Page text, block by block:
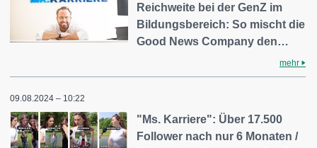
Reichweite bei der GenZ im
Bildungsbereich: So mischt die
Good News Company den…
mehr
09.08.2024 – 10:22
"Ms. Karriere": Über 17.500
Follower nach nur 6 Monaten /